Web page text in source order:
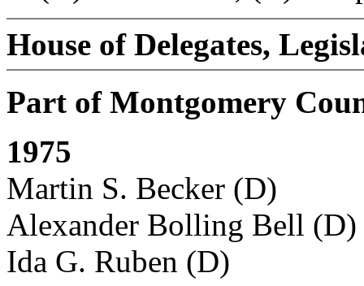
House of Delegates,
Part of Montgomery
1975
Martin S. Becker (D)
Alexander Bolling Bell (D)
Ida G. Ruben (D)